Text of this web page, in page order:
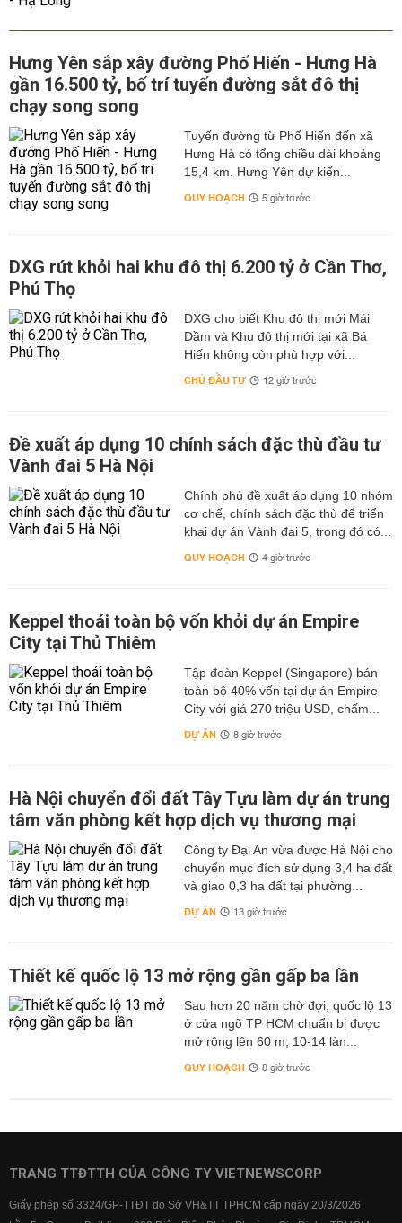
Hưng Yên sắp xây đường Phố Hiến - Hưng Hà
gần 16.500 tỷ, bố trí tuyến đường sắt đô thị
chạy song song
Tuyến đường từ Phố Hiến đến xã
Hưng Hà có tổng chiều dài khoảng
15,4 km. Hưng Yên dự kiến...
QUY HOẠCH 5 giờ trước
DXG rút khỏi hai khu đô thị 6.200 tỷ ở Cần Thơ,
Phú Thọ
DXG cho biết Khu đô thị mới Mái
Dầm và Khu đô thị mới tại xã Bá
Hiến không còn phù hợp với...
CHỦ ĐẦU TƯ 12 giờ trước
Đề xuất áp dụng 10 chính sách đặc thù đầu tư
Vành đai 5 Hà Nội
Chính phủ đề xuất áp dụng 10 nhóm
cơ chế, chính sách đặc thù để triển
khai dự án Vành đai 5, trong đó có...
QUY HOẠCH 4 giờ trước
Keppel thoái toàn bộ vốn khỏi dự án Empire
City tại Thủ Thiêm
Tập đoàn Keppel (Singapore) bán
toàn bộ 40% vốn tại dự án Empire
City với giá 270 triệu USD, chấm...
DỰ ÁN 8 giờ trước
Hà Nội chuyển đổi đất Tây Tựu làm dự án trung
tâm văn phòng kết hợp dịch vụ thương mại
Công ty Đại An vừa được Hà Nội cho
chuyển mục đích sử dụng 3,4 ha đất
và giao 0,3 ha đất tại phường...
DỰ ÁN 13 giờ trước
Thiết kế quốc lộ 13 mở rộng gần gấp ba lần
Sau hơn 20 năm chờ đợi, quốc lộ 13
ở cửa ngõ TP HCM chuẩn bị được
mở rộng lên 60 m, 10-14 làn...
QUY HOẠCH 8 giờ trước
TRANG TTĐTTH CỦA CÔNG TY VIETNEWSCORP
Giấy phép số 3324/GP-TTĐT do Sở VH&TT TPHCM cấp ngày 20/3/2026